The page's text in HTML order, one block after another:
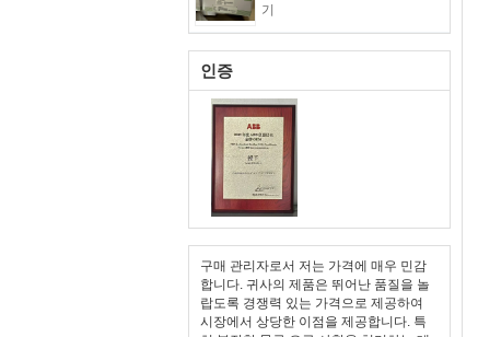
기
인증
구매 관리자로서 저는 가격에 매우 민감
합니다. 귀사의 제품은 뛰어난 품질을 놀
랍도록 경쟁력 있는 가격으로 제공하여
시장에서 상당한 이점을 제공합니다. 특